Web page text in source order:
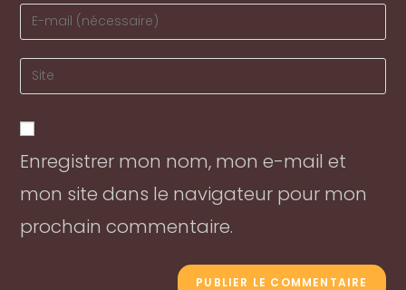
name
to
comment
Enter
your
email
address
comment
Enter
your
URL
(optional)
Enregistrer mon nom, mon e-mail et
mon site dans le navigateur pour mon
prochain commentaire.